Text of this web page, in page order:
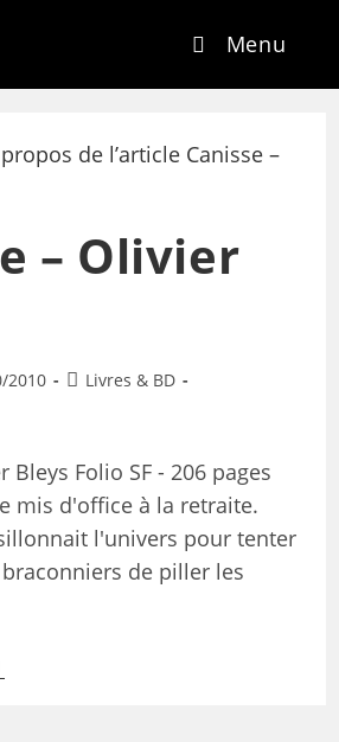
Menu
– Olivier
2010
Livres & BD
Bleys Folio SF - 206 pages
mis d'office à la retraite.
l'univers pour tenter
de piller les